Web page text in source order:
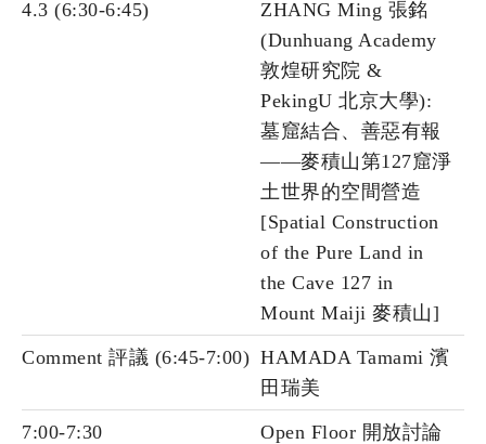
4.3 (6:30-6:45)
ZHANG Ming 張銘
(Dunhuang Academy
敦煌研究院 &
PekingU 北京大學):
墓窟結合、善惡有報
——麥積山第127窟淨
土世界的空間營造
[Spatial Construction
of the Pure Land in
the Cave 127 in
Mount Maiji 麥積山]
Comment 評議 (6:45-7:00) HAMADA Tamami 濱
田瑞美
7:00-7:30 Open Floor 開放討論